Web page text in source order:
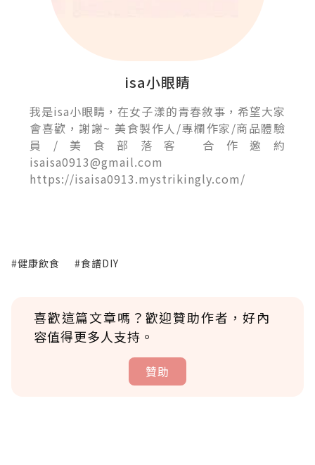
isa小眼睛
我是isa小眼睛，在女子漾的青春敘事，希望大家
會喜歡，謝謝~ 美食製作人/專欄作家/商品體驗
員/美食部落客 合作邀約
isaisa0913@gmail.com
https://isaisa0913.mystrikingly.com/
#健康飲食 #食譜DIY
喜歡這篇文章嗎？歡迎贊助作者，好內
容值得更多人支持。
贊助